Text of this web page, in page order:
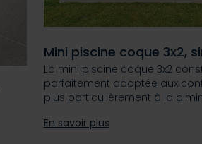
Mini piscine coque 3x2,
La mini piscine coque 3x2
parfaitement adaptée aux
plus particulièrement à la
En savoir plus